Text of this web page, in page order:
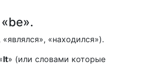
«находился»).
It» (или словами которые